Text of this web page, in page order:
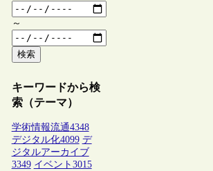
～
検索
キーワードから検
索（テーマ）
学術情報流通4348
デジタル化4099 デ
ジタルアーカイブ
3349 イベント 3015